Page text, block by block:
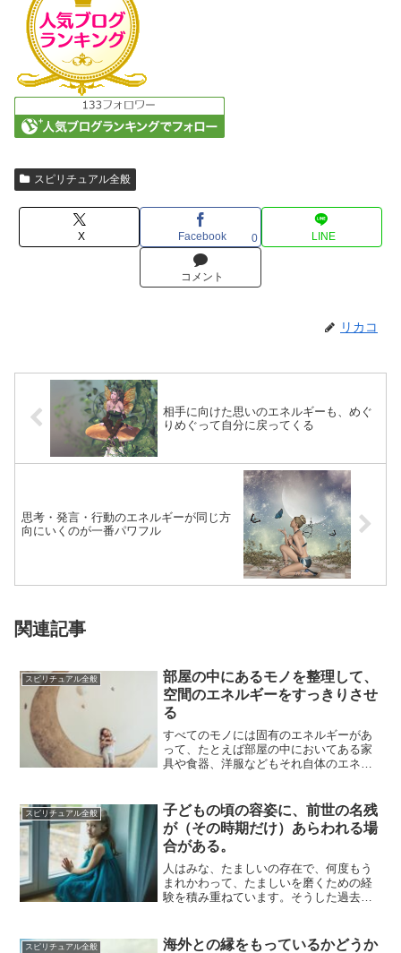
スピリチュアル全般
X Facebook 0 LINE
コメント
リカコ
相手に向けた思いのエネルギーも、めぐ
りめぐって自分に戻ってくる
思考・発言・行動のエネルギーが同じ方
向にいくのが一番パワフル
関連記事
スピリチュアル全般
部屋の中にあるモノを整理して、
空間のエネルギーをすっきりさせ
る
すべてのモノには固有のエネルギーがあ
って、たとえば部屋の中においてある家
具や食器、洋服などもそれ自体のエネル
スピリチュアル全般
子どもの頃の容姿に、前世の名残
が（その時期だけ）あらわれる場
合がある。
人はみな、たましいの存在で、何度もう
まれかわって、たましいを磨くための経
験を積み重ねています。そうした過去の
スピリチュアル全般 海外との縁をもっているかどうか